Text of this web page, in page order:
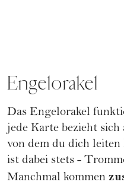
Engelorakel
Das Engelorakel
jede Karte bezieht
von dem du dich
ist dabei stets -
Manchmal kommen